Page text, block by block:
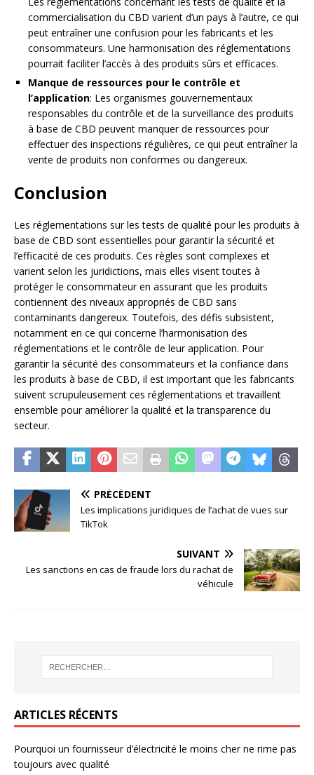
commercialisation du CBD varient d’un pays à l’autre, ce qui
peut entraîner une confusion pour les fabricants et les
consommateurs. Une harmonisation des réglementations
pourrait faciliter l’accès à des produits sûrs et efficaces.
Manque de ressources pour le contrôle et
l’application: Les organismes gouvernementaux
responsables du contrôle et de la surveillance des produits
à base de CBD peuvent manquer de ressources pour
effectuer des inspections régulières, ce qui peut entraîner la
vente de produits non conformes ou dangereux.
Conclusion
Les réglementations sur les tests de qualité pour les produits à
base de CBD sont essentielles pour garantir la sécurité et
l’efficacité de ces produits. Ces règles sont complexes et
varient selon les juridictions, mais elles visent toutes à
protéger le consommateur en assurant que les produits
contiennent des niveaux appropriés de CBD sans
contaminants dangereux. Toutefois, des défis subsistent,
notamment en ce qui concerne l’harmonisation des
réglementations et le contrôle de leur application. Pour
garantir la sécurité des consommateurs et la confiance dans
les produits à base de CBD, il est important que les fabricants
suivent scrupuleusement ces réglementations et travaillent
ensemble pour améliorer la qualité et la transparence du
secteur.
PRÉCÉDENT
Les implications juridiques de l’achat de vues sur
TikTok
SUIVANT
Les sanctions en cas de fraude lors du rachat de
véhicule
ARTICLES RÉCENTS
Pourquoi un fournisseur d’électricité le moins cher ne rime pas
toujours avec qualité